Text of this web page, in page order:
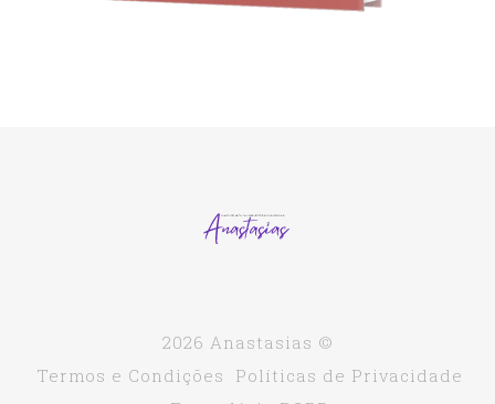
2026 Anastasias ©
Termos e Condições
Políticas de Privacidade